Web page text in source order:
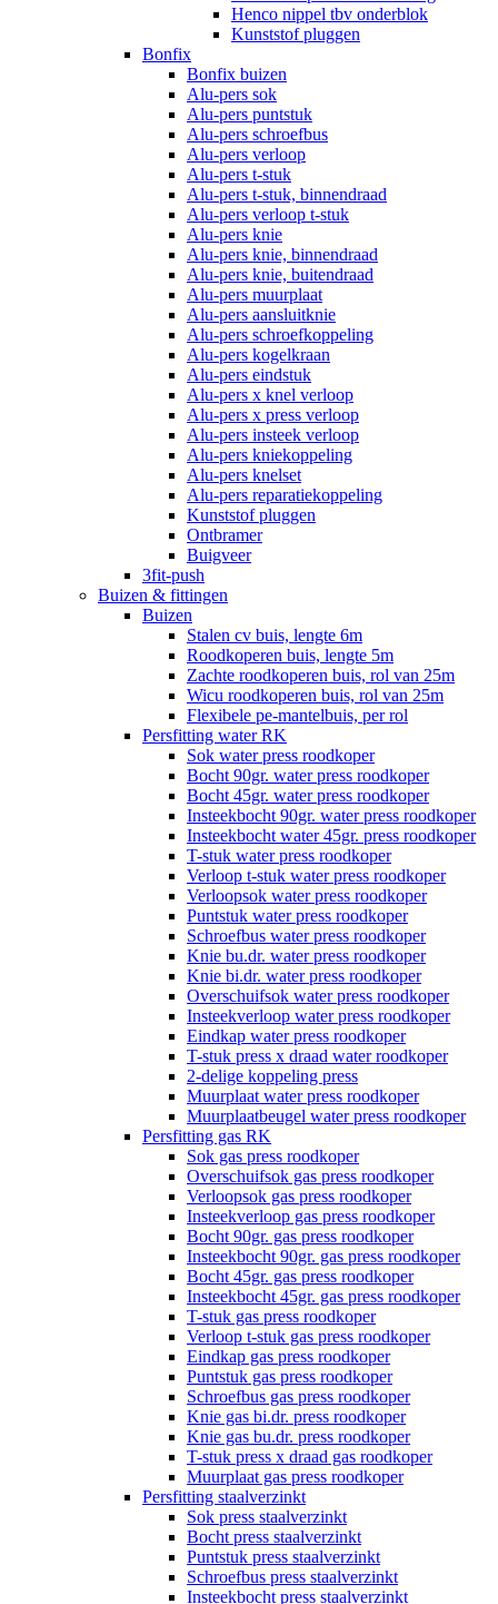
Henco nippel tbv onderblok
Kunststof pluggen
Bonfix
Bonfix buizen
Alu-pers sok
Alu-pers puntstuk
Alu-pers schroefbus
Alu-pers verloop
Alu-pers t-stuk
Alu-pers t-stuk, binnendraad
Alu-pers verloop t-stuk
Alu-pers knie
Alu-pers knie, binnendraad
Alu-pers knie, buitendraad
Alu-pers muurplaat
Alu-pers aansluitknie
Alu-pers schroefkoppeling
Alu-pers kogelkraan
Alu-pers eindstuk
Alu-pers x knel verloop
Alu-pers x press verloop
Alu-pers insteek verloop
Alu-pers kniekoppeling
Alu-pers knelset
Alu-pers reparatiekoppeling
Kunststof pluggen
Ontbramer
Buigveer
3fit-push
Buizen & fittingen
Buizen
Stalen cv buis, lengte 6m
Roodkoperen buis, lengte 5m
Zachte roodkoperen buis, rol van 25m
Wicu roodkoperen buis, rol van 25m
Flexibele pe-mantelbuis, per rol
Persfitting water RK
Sok water press roodkoper
Bocht 90gr. water press roodkoper
Bocht 45gr. water press roodkoper
Insteekbocht 90gr. water press roodkoper
Insteekbocht water 45gr. press roodkoper
T-stuk water press roodkoper
Verloop t-stuk water press roodkoper
Verloopsok water press roodkoper
Puntstuk water press roodkoper
Schroefbus water press roodkoper
Knie bu.dr. water press roodkoper
Knie bi.dr. water press roodkoper
Overschuifsok water press roodkoper
Insteekverloop water press roodkoper
Eindkap water press roodkoper
T-stuk press x draad water roodkoper
2-delige koppeling press
Muurplaat water press roodkoper
Muurplaatbeugel water press roodkoper
Persfitting gas RK
Sok gas press roodkoper
Overschuifsok gas press roodkoper
Verloopsok gas press roodkoper
Insteekverloop gas press roodkoper
Bocht 90gr. gas press roodkoper
Insteekbocht 90gr. gas press roodkoper
Bocht 45gr. gas press roodkoper
Insteekbocht 45gr. gas press roodkoper
T-stuk gas press roodkoper
Verloop t-stuk gas press roodkoper
Eindkap gas press roodkoper
Puntstuk gas press roodkoper
Schroefbus gas press roodkoper
Knie gas bi.dr. press roodkoper
Knie gas bu.dr. press roodkoper
T-stuk press x draad gas roodkoper
Muurplaat gas press roodkoper
Persfitting staalverzinkt
Sok press staalverzinkt
Bocht press staalverzinkt
Puntstuk press staalverzinkt
Schroefbus press staalverzinkt
Insteekbocht press staalverzinkt